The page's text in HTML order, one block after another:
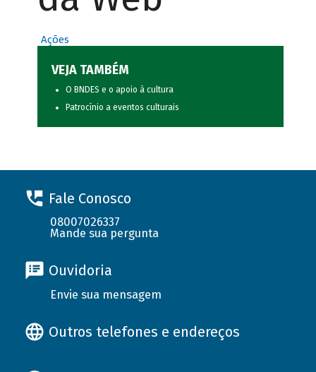
Ações
VEJA TAMBÉM
O BNDES e o apoio à cultura
Patrocínio a eventos culturais
Fale Conosco
08007026337
Mande sua pergunta
Ouvidoria
Envie sua mensagem
Outros telefones e endereços